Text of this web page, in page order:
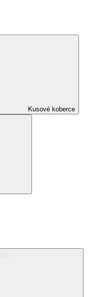
Kusové koberce